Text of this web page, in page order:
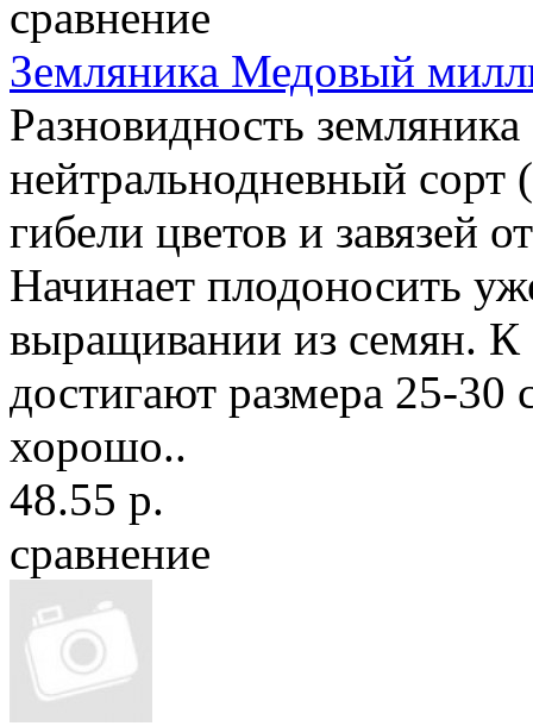
сравнение
Земляника Медовый
Разновидность
нейтральнодневный
гибели цветов и завязей
Начинает плодоносить
выращивании из семян. К
достигают размера 25-30
хорошо..
48.55 р.
сравнение